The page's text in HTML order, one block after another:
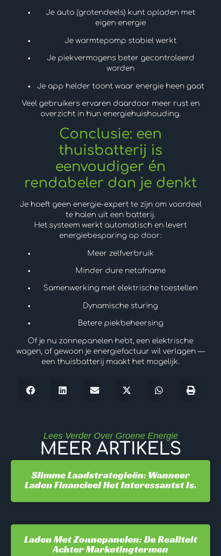
Je auto (grotendeels) kunt opladen met
eigen energie
Je warmtepomp stabiel werkt
Je piekvermogens beter gecontroleerd
worden
Je app helder toont waar energie heen gaat
Veel gebruikers ervaren daardoor meer rust en
overzicht in hun energiehuishouding.
Conclusie: een
thuisbatterij is
eenvoudiger én
rendabeler dan je denkt
Je hoeft geen energie-expert te zijn om voordeel
te halen uit een batterij.
Het systeem werkt automatisch en levert
energiebesparing op door:
Meer zelfverbruik
Minder dure netafname
Samenwerking met elektrische toestellen
Dynamische sturing
Betere piekbeheersing
Of je nu zonnepanelen hebt, een elektrische
wagen, of gewoon je energiefactuur wil verlagen —
een thuisbatterij maakt het mogelijk.
Lees Verder Over Groene Energie
MEER ARTIKELS
Slimme Laadstrategieën: Wanneer
Laden Financieel Het Interessantst Is.
Laden Met Zonnepanelen: De Realiteit
Achter Marketingtermen